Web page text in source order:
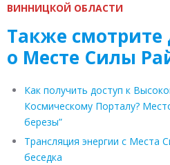
ВИННИЦКОЙ ОБЛАСТИ
Также смотрите
о Месте Силы
Как получить доступ к
Космическому Порталу?
березы”
Трансляция энергии с Места
беседка